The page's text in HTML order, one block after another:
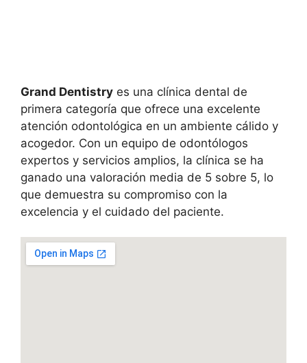
Grand Dentistry es una clínica dental de
primera categoría que ofrece una excelente
atención odontológica en un ambiente cálido y
acogedor. Con un equipo de odontólogos
expertos y servicios amplios, la clínica se ha
ganado una valoración media de 5 sobre 5, lo
que demuestra su compromiso con la
excelencia y el cuidado del paciente.